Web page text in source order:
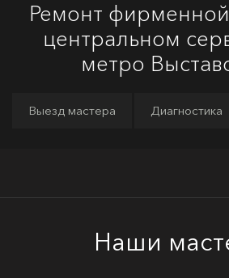
Ремонт фирменной
центральном
метро
Выезд мастера Диагностика
Наши